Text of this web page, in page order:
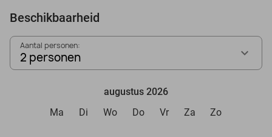
Beschikbaarheid
Aantal personen:
2 personen
augustus 2026
Ma
Di Wo Do Vr Za Zo